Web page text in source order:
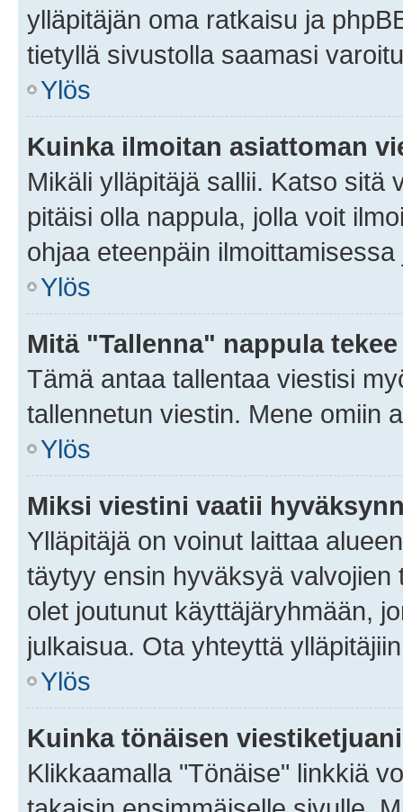
ylläpitäjän oma ratkaisu ja
tietyllä sivustolla saamasi
Ylös
Kuinka ilmoitan asiattoman
Mikäli ylläpitäjä sallii. Katso sitä
pitäisi olla nappula, jolla voit
ohjaa eteenpäin
Ylös
Mitä "Tallenna" nappula
Tämä antaa tallentaa viestisi
tallennetun viestin. Mene omiin
Ylös
Miksi viestini vaatii
Ylläpitäjä on voinut laittaa
täytyy ensin hyväksyä
olet joutunut käyttäjäryhmään,
julkaisua. Ota yhteyttä
Ylös
Kuinka tönäisen
Klikkaamalla "Tönäise" linkkiä